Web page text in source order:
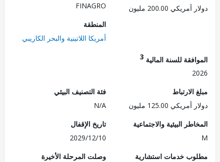
200.00 مليون
FINAGRO
أمريكا اللاتينية والبحر الكاريبي
للسنة المالية3
125.00 مليون
فئة التصنيف البيئي
N/A
البيئية والاجتماعية
تاريخ الإقفال
2029/12/10
خدمات استشارية
وصلت المرحلة الأخيرة